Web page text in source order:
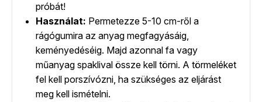
próbát!
Használat: Permetezze 5-10 cm-ről a
rágógumira az anyag megfagyásáig,
keményedéséig. Majd azonnal fa vagy
műanyag spaklival össze kell törni. A törmeléket
fel kell porszívózni, ha szükséges az eljárást
meg kell ismételni.